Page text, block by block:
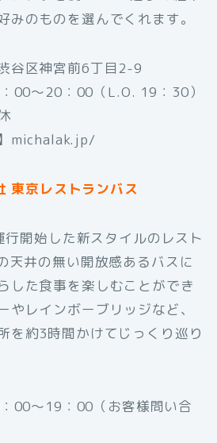
みのものを選んでくれます。
谷区神宮前6丁目2-9
00～20：00（L.O. 19：30）
】michalak.jp/
東京レストランバス
開始した新スタイルのレスト
天井の無い開放感あるバスに
した食事を楽しむことができ
やレインボーブリッジなど、
を約3時間かけてじっくり巡り
00～19：00（お客様問い合